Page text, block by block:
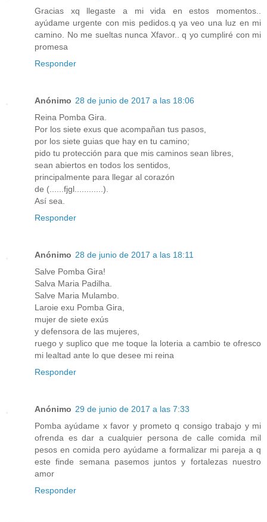
Gracias xq llegaste a mi vida en estos momentos..
ayúdame urgente con mis pedidos.q ya veo una luz en mi
camino. No me sueltas nunca Xfavor.. q yo cumpliré con mi
promesa
Responder
Anónimo 28 de junio de 2017 a las 18:06
Reina Pomba Gira.
Por los siete exus que acompañan tus pasos,
por los siete guias que hay en tu camino;
pido tu protección para que mis caminos sean libres,
sean abiertos en todos los sentidos,
principalmente para llegar al corazón
de (......fjgl............).
Así sea.
Responder
Anónimo 28 de junio de 2017 a las 18:11
Salve Pomba Gira!
Salva Maria Padilha.
Salve Maria Mulambo.
Laroie exu Pomba Gira,
mujer de siete exús
y defensora de las mujeres,
ruego y suplico que me toque la loteria a cambio te ofresco
mi lealtad ante lo que desee mi reina
Responder
Anónimo 29 de junio de 2017 a las 7:33
Pomba ayúdame x favor y prometo q consigo trabajo y mi
ofrenda es dar a cualquier persona de calle comida mil
pesos en comida pero ayúdame a formalizar mi pareja a q
este finde semana pasemos juntos y fortalezas nuestro
amor
Responder